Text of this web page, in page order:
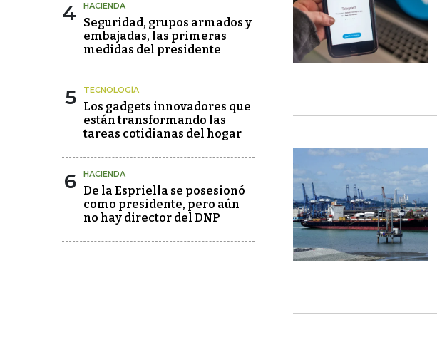
4 HACIENDA
Seguridad, grupos armados y
embajadas, las primeras
medidas del presidente
5 TECNOLOGÍA
Los gadgets innovadores que
están transformando las
tareas cotidianas del hogar
6 HACIENDA
De la Espriella se posesionó
como presidente, pero aún
no hay director del DNP